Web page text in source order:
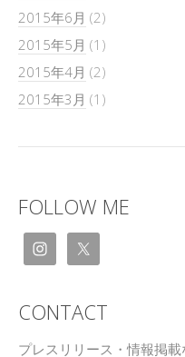
2015年6月 (2)
2015年5月 (1)
2015年4月 (2)
2015年3月 (1)
FOLLOW ME
CONTACT
プレスリリース・情報掲載